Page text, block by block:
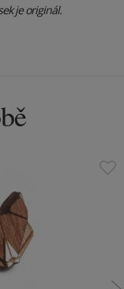
je originál.